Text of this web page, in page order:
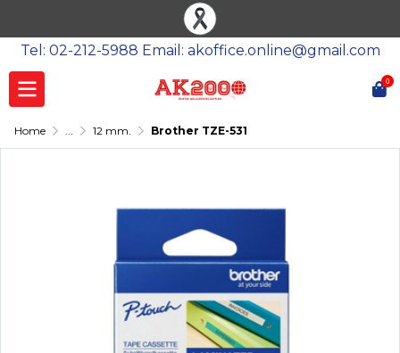
Tel: 02-212-5988 Email: akoffice.online@gmail.com
0
Home ... 12 mm. Brother TZE-531